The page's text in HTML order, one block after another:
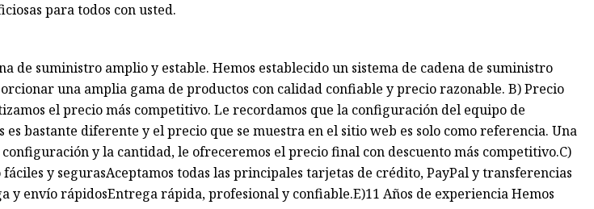
para todos con usted.
de suministro amplio y estable. Hemos establecido un sistema de cadena de suministro
una amplia gama de productos con calidad confiable y precio razonable. B) Precio
el precio más competitivo. Le recordamos que la configuración del equipo de
es bastante diferente y el precio que se muestra en el sitio web es solo como referencia. Una
y la cantidad, le ofreceremos el precio final con descuento más competitivo.C)
fáciles y segurasAceptamos todas las principales tarjetas de crédito, PayPal y transferencias
y envío rápidosEntrega rápida, profesional y confiable.E)11 Años de experiencia Hemos